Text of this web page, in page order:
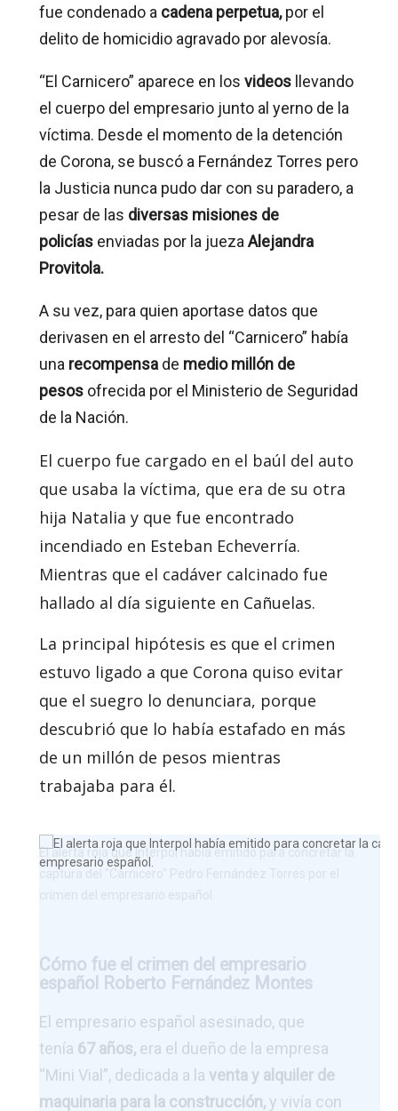
fue condenado a cadena perpetua,por el
delito de homicidio agravado por alevosía.
“El Carnicero” aparece en los videos llevando
el cuerpo del empresario junto al yerno de la
víctima. Desde el momento de la detención
de Corona, se buscó a Fernández Torres pero
la Justicia nunca pudo dar con su paradero, a
pesar de las diversas misiones de
policías enviadas por la jueza Alejandra
Provitola.
A su vez, para quien aportase datos que
derivasen en el arresto del “Carnicero” había
una recompensa de medio millón de
pesos ofrecida por el Ministerio de Seguridad
de la Nación.
El cuerpo fue cargado en el baúl del auto
que usaba la víctima, que era de su otra
hija Natalia y que fue encontrado
incendiado en Esteban Echeverría.
Mientras que el cadáver calcinado fue
hallado al día siguiente en Cañuelas.
La principal hipótesis es que el crimen
estuvo ligado a que Corona quiso evitar
que el suegro lo denunciara, porque
descubrió que lo había estafado en más
de un millón de pesos mientras
trabajaba para él.
El alerta roja que Interpol había emitido para concretar la
captura del "Carnicero" Pedro Fernández Torres por el
Cómo fue el crimen del empresario
español Roberto Fernández Montes
El empresario español asesinado, que
tenía 67 años, era el dueño de la empresa
“Mini Vial”, dedicada a la venta y alquiler de
maquinaria para la construcción, y vivía con